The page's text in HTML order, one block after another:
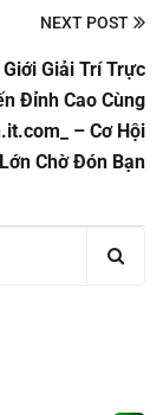
NEXT POST
Giải Trí Trực
Đỉnh Cao Cùng
– Cơ Hội
Chờ Đón Bạn